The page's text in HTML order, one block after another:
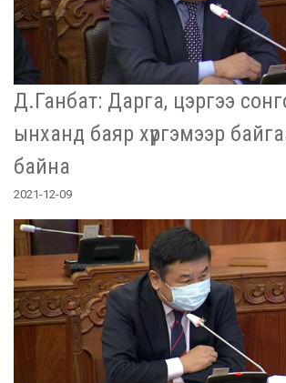
Д.Ганбат: Дарга, цэргээ
ынханд баяр хүргэмээр
байна
2021-12-09